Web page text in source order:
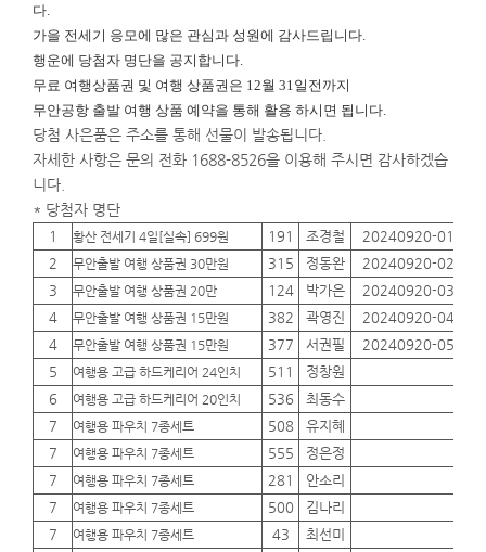
다.
가을 전세기 응모에 많은 관심과 성원에 감사드립니다.
행운에 당첨자 명단을 공지합니다.
무료 여행상품권 및 여행 상품권은 12월 31일전까지
무안공항 출발 여행 상품 예약을 통해 활용 하시면 됩니다.
당첨 사은품은 주소를 통해 선물이 발송됩니다.
자세한 사항은 문의 전화 1688-8526을 이용해 주시면 감사하겠습
니다.
* 당첨자 명단
1 황산 전세기 4일[실속] 699원 191 조경철 20240920-01
2
무안출발 여행 상품권 30만원 315 정동완 20240920-02
3
무안출발 여행 상품권 20만 124 박가은 20240920-03
4
무안출발 여행 상품권 15만원 382 곽영진 20240920-04
4
무안출발 여행 상품권 15만원 377 서권필 20240920-05
5
여행용 고급 하드케리어 24인치 511 정창원
6
여행용 고급 하드케리어 20인치 536 최동수
7
여행용 파우치 7종세트 508 유지혜
7
여행용 파우치 7종세트 555 정은정
7
여행용 파우치 7종세트 281 안소리
7
여행용 파우치 7종세트 500 김나리
7
여행용 파우치 7종세트 43 최선미